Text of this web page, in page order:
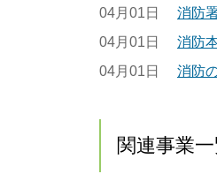
04月01日
消防
04月01日
消防
04月01日
消防
関連事業